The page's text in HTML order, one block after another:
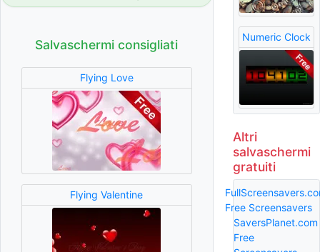
Salvaschermi consigliati
Flying Love
Flying Valentine
Numeric Clock
Altri
salvaschermi
gratuiti
Free Screensavers
SaversPlanet.com
Free